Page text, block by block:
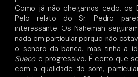
Como já não chegamos cedo, os
Pelo relato do Sr. Pedro
interessante. Os Nahemah
nada em particular porque não
o sonoro da banda, mas tinha a
Suecoe progressivo. É certo que
com a qualidade do som,